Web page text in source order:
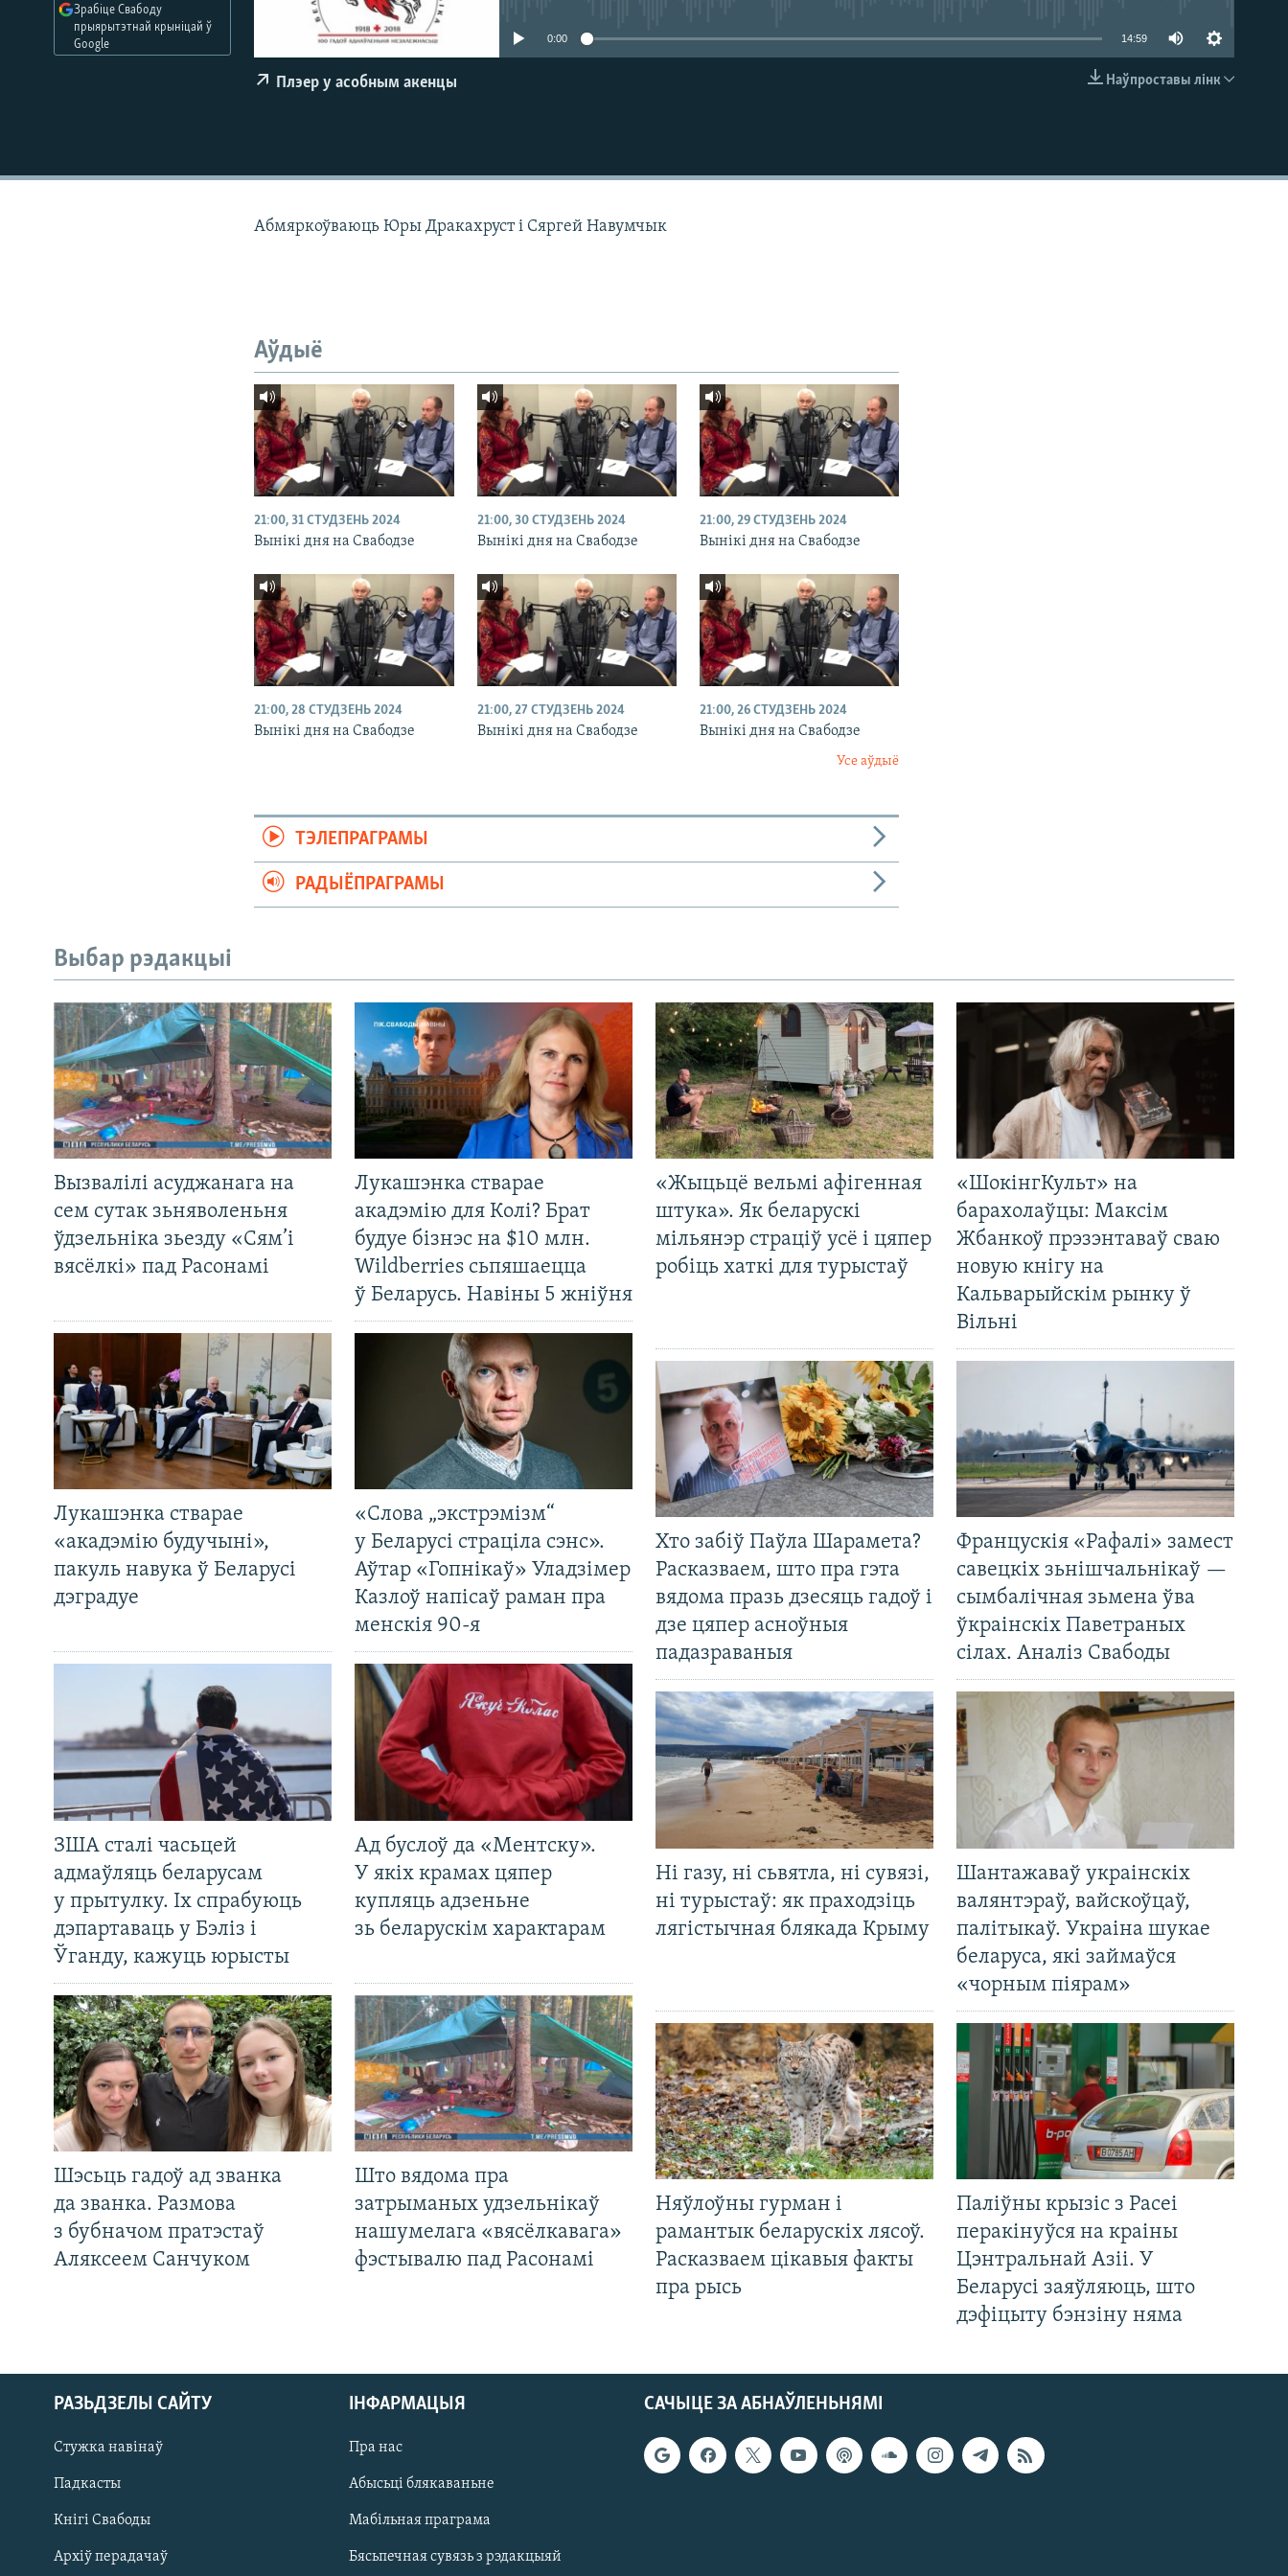
КАЛЯНДАР
НА ХВАЛЯХ СВАБОДЫ
0:00 14:59
Наўпроставы лінк
Плэер у асобным акенцы
Зрабіце Свабоду
прыярытэтнай крыніцай ў
Google
Абмяркоўваюць Юры Дракахруст і Сяргей Навумчык
Аўдыё
21:00, 31 СТУДЗЕНЬ 2024
Вынікі дня на Свабодзе
21:00, 30 СТУДЗЕНЬ 2024
Вынікі дня на Свабодзе
21:00, 29 СТУДЗЕНЬ 2024
Вынікі дня на Свабодзе
21:00, 28 СТУДЗЕНЬ 2024
Вынікі дня на Свабодзе
21:00, 27 СТУДЗЕНЬ 2024
Вынікі дня на Свабодзе
21:00, 26 СТУДЗЕНЬ 2024
Вынікі дня на Свабодзе
Усе аўдыё
ТЭЛЕПРАГРАМЫ
РАДЫЁПРАГРАМЫ
Выбар рэдакцыі
Вызвалілі асуджанага на
сем сутак зьняволеньня
ўдзельніка зьезду «Сям’і
вясёлкі» пад Расонамі
Лукашэнка стварае
акадэмію для Колі? Брат
будуе бізнэс на $10 млн.
Wildberries сьпяшаецца
ў Беларусь. Навіны 5 жніўня
Лукашэнка стварае
«акадэмію будучыні»,
пакуль навука ў Беларусі
дэградуе
«Слова „экстрэмізм“
у Беларусі страціла сэнс».
Аўтар «Гопнікаў» Уладзімер
Казлоў напісаў раман пра
менскія 90-я
ЗША сталі часьцей
адмаўляць беларусам
у прытулку. Іх спрабуюць
дэпартаваць у Бэліз і
Ўганду, кажуць юрысты
Ад буслоў да «Ментску».
У якіх крамах цяпер
купляць адзеньне
зь беларускім характарам
Шэсьць гадоў ад званка
да званка. Размова
з бубначом пратэстаў
Аляксеем Санчуком
Што вядома пра
затрыманых удзельнікаў
нашумелага «вясёлкавага»
фэстывалю пад Расонамі
«Жыцьцё вельмі афігенная
штука». Як беларускі
мільянэр страціў усё і цяпер
робіць хаткі для турыстаў
«ШокінгКульт» на
барахолаўцы: Максім
Жбанкоў прэзэнтаваў сваю
новую кнігу на
Кальварыйскім рынку ў
Вільні
Хто забіў Паўла Шарамета?
Расказваем, што пра гэта
вядома празь дзесяць гадоў і
дзе цяпер асноўныя
падазраваныя
Францускія «Рафалі» замест
савецкіх зьнішчальнікаў —
сымбалічная зьмена ўва
ўкраінскіх Паветраных
сілах. Аналіз Свабоды
Ні газу, ні сьвятла, ні сувязі,
ні турыстаў: як праходзіць
лягістычная блякада Крыму
Шантажаваў украінскіх
валянтэраў, вайскоўцаў,
палітыкаў. Украіна шукае
беларуса, які займаўся
«чорным піярам»
Няўлоўны гурман і
рамантык беларускіх лясоў.
Расказваем цікавыя факты
пра рысь
Паліўны крызіс з Расеі
перакінуўся на краіны
Цэнтральнай Азіі. У
Беларусі заяўляюць, што
дэфіцыту бэнзіну няма
САЧЫЦЕ ЗА АБНАЎЛЕНЬНЯМІ
РАЗЬДЗЕЛЫ САЙТУ
Стужка навінаў
Падкасты
Кнігі Свабоды
Архіў перадачаў
ІНФАРМАЦЫЯ
Пра нас
Абысьці блякаваньне
Мабільная праграма
Бясьпечная сувязь з рэдакцыяй